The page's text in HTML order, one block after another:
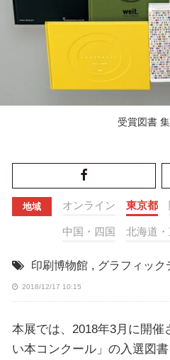
受賞図書
地域 オンライン 東京都
中国・四国 北海道
印刷博物館 , グラフィック
2018/12/17 10:15
本展では、2018年3月に開催
い本コンクール」の入選図